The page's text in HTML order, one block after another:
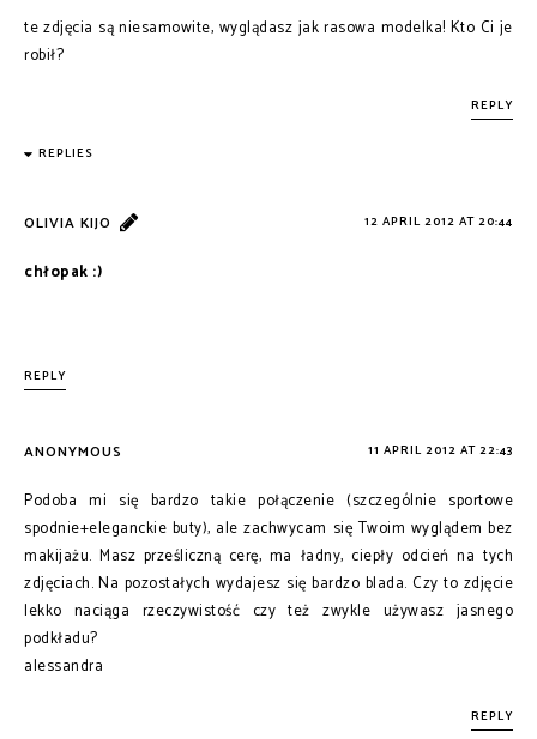
te zdjęcia są niesamowite, wyglądasz jak rasowa modelka! Kto Ci je
robił?
REPLY
REPLIES
OLIVIA KIJO 12 APRIL 2012 AT 20:44
chłopak :)
REPLY
ANONYMOUS 11 APRIL 2012 AT 22:43
Podoba mi się bardzo takie połączenie (szczególnie sportowe
spodnie+eleganckie buty), ale zachwycam się Twoim wyglądem bez
makijażu. Masz prześliczną cerę, ma ładny, ciepły odcień na tych
zdjęciach. Na pozostałych wydajesz się bardzo blada. Czy to zdjęcie
lekko naciąga rzeczywistość czy też zwykle używasz jasnego
podkładu?
alessandra
REPLY